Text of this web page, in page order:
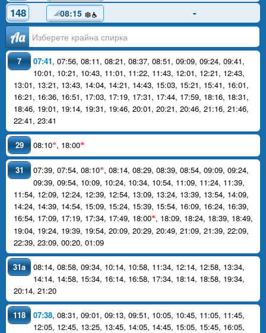
148
08:15 -
Аа
7 07:41, 07:56, 08:11, 08:21, 08:37, 08:51, 09:09, 09:24, 09:41,
10:01, 10:21, 10:43, 11:01, 11:22, 11:43, 12:01, 12:21, 12:43,
13:01, 13:21, 13:43, 14:04, 14:21, 14:43, 15:03, 15:21, 15:41, 16:01,
16:21, 16:36, 16:51, 17:03, 17:19, 17:31, 17:44, 17:59, 18:16, 18:31,
18:46, 19:01, 19:14, 19:31, 19:46, 20:01, 20:21, 20:46, 21:16, 21:46,
22:41, 23:41
29 08:10*, 18:00*
31 07:39, 07:54, 08:10*, 08:14, 08:29, 08:39, 08:54, 09:09, 09:24,
09:39, 09:54, 10:09, 10:24, 10:34, 10:54, 11:09, 11:24, 11:39,
11:54, 12:09, 12:24, 12:39, 12:54, 13:09, 13:24, 13:39, 13:54, 14:09,
14:24, 14:39, 14:54, 15:09, 15:24, 15:39, 15:54, 16:09, 16:24, 16:39,
16:54, 17:09, 17:19, 17:34, 17:49, 18:00*, 18:09, 18:24, 18:39, 18:49,
19:04, 19:24, 19:39, 19:54, 20:09, 20:29, 20:49, 21:09, 21:39, 22:09,
22:39, 23:09, 00:20, 01:09
31a 08:14, 08:58, 09:34, 10:14, 10:58, 11:34, 12:14, 12:58, 13:34,
14:14, 14:58, 15:34, 16:14, 16:58, 17:34, 18:14, 18:58, 19:34,
20:14, 21:20
118 07:38, 08:31, 09:01, 09:13, 09:51, 10:05, 10:45, 11:05, 11:45,
12:05, 12:45, 13:25, 13:45, 14:05, 14:45, 15:05, 15:45, 16:05,